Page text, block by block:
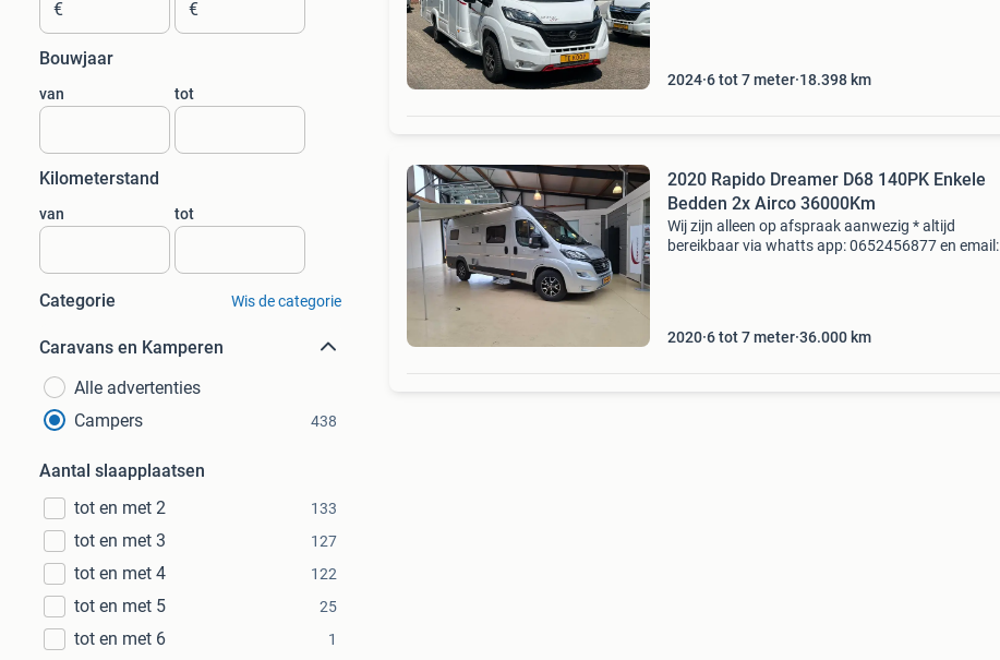
€ €
Bouwjaar
van tot
Kilometerstand
van tot
Categorie Wis de categorie
Caravans en Kamperen
Alle advertenties
Campers
438
Aantal slaapplaatsen
tot en met 2
133
tot en met 3 127
tot en met 4 122
tot en met 5 25
tot en met 6 1
2024 6 tot 7 meter 18.398 km
2020 Rapido Dreamer D68 140PK Enkele
Bedden 2x Airco 36000Km
Wij zijn alleen op afspraak aanwezig * altijd
bereikbaar via whatts app: 0652456877 en email:
2020 6 tot 7 meter 36.000 km